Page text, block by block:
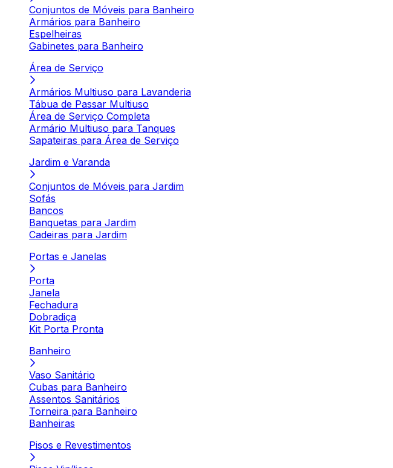
Conjuntos de Móveis para Banheiro
Armários para Banheiro
Espelheiras
Gabinetes para Banheiro
Área de Serviço
Armários Multiuso para Lavanderia
Tábua de Passar Multiuso
Área de Serviço Completa
Armário Multiuso para Tanques
Sapateiras para Área de Serviço
Jardim e Varanda
Conjuntos de Móveis para Jardim
Sofás
Bancos
Banquetas para Jardim
Cadeiras para Jardim
Portas e Janelas
Porta
Janela
Fechadura
Dobradiça
Kit Porta Pronta
Banheiro
Vaso Sanitário
Cubas para Banheiro
Assentos Sanitários
Torneira para Banheiro
Banheiras
Pisos e Revestimentos